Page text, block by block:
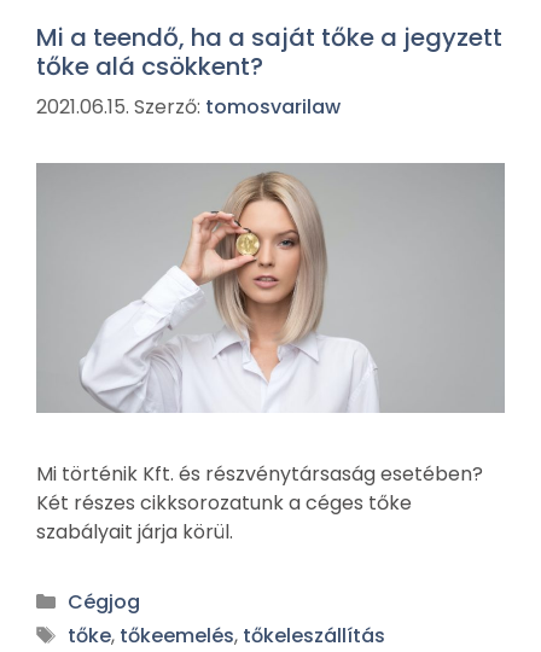
Mi a teendő, ha a saját tőke a jegyzett
tőke alá csökkent?
2021.06.15. Szerző: tomosvarilaw
Mi történik Kft. és részvénytársaság esetében?
Két részes cikksorozatunk a céges tőke
szabályait járja körül.
Cégjog
tőke, tőkeemelés, tőkeleszállítás